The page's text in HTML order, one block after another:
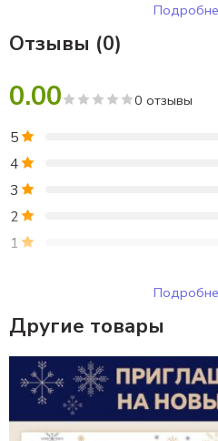
За победу в конкурсе,
4 стикера с учителями с
Отзывы (0)
0.00 0 отзывы
5
4
3
2
1
Только зарегистрированные
могут публиковать отзывы.
Отзывы
Отзывов пока нет.
Другие товары